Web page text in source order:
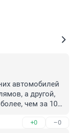
автомобилей
а другой,
чем за 10!
по-моему.
+0 –0